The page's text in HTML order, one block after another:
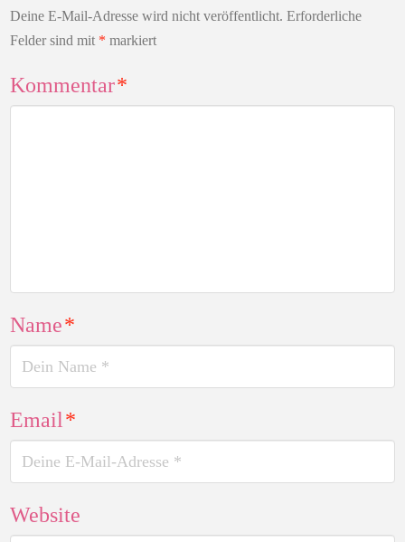
Deine E-Mail-Adresse wird nicht veröffentlicht. Erforderliche
Felder sind mit * markiert
Kommentar*
Name*
Email*
Website